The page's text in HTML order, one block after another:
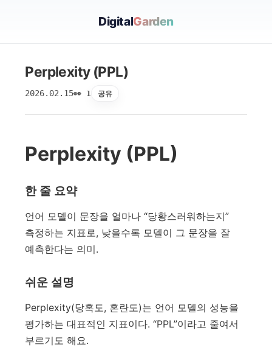
DigitalGarden
Perplexity (PPL)
2026.02.15👀 1 공유
Perplexity (PPL)
한 줄 요약
언어 모델이 문장을 얼마나 “당황스러워하는지”
측정하는 지표로, 낮을수록 모델이 그 문장을 잘
예측한다는 의미.
쉬운 설명
Perplexity(당혹도, 혼란도)는 언어 모델의 성능을
평가하는 대표적인 지표이다. “PPL”이라고 줄여서
부르기도 해요.